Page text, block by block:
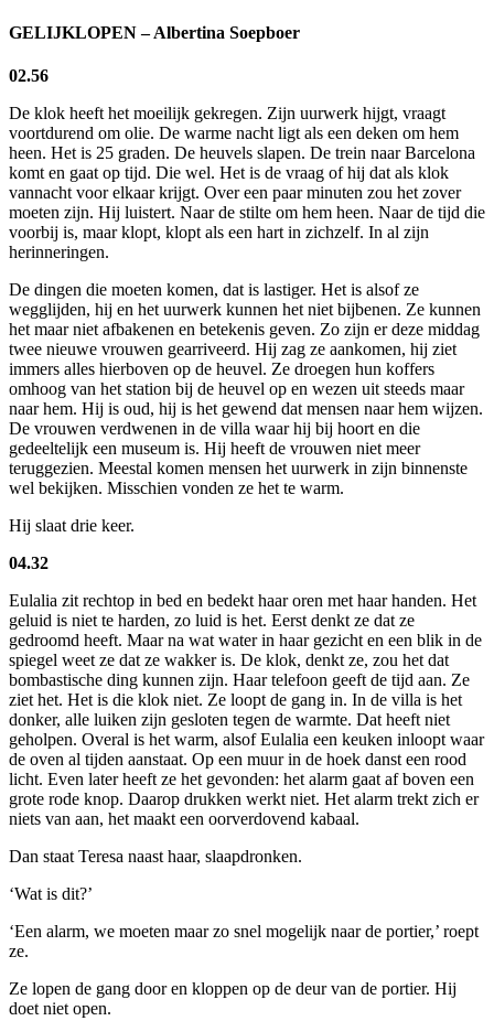
GELIJKLOPEN–Albertina Soepboer
02.56
De klok heeft het moeilijk gekregen. Zijn uurwerk hijgt, vraagt
voortdurend om olie. De warme nacht ligt als een deken om hem
heen. Het is 25 graden. De heuvels slapen. De trein naar Barcelona
komt en gaat op tijd. Die wel. Het is de vraag of hij dat als klok
vannacht voor elkaar krijgt. Over een paar minuten zou het zover
moeten zijn. Hij luistert. Naar de stilte om hem heen. Naar de tijd die
voorbij is, maar klopt, klopt als een hart in zichzelf. In al zijn
herinneringen.
De dingen die moeten komen, dat is lastiger. Het is alsof ze
wegglijden, hij en het uurwerk kunnen het niet bijbenen. Ze kunnen
het maar niet afbakenen en betekenis geven. Zo zijn er deze middag
twee nieuwe vrouwen gearriveerd. Hij zag ze aankomen, hij ziet
immers alles hierboven op de heuvel. Ze droegen hun koffers
omhoog van het station bij de heuvel op en wezen uit steeds maar
naar hem. Hij is oud, hij is het gewend dat mensen naar hem wijzen.
De vrouwen verdwenen in de villa waar hij bij hoort en die
gedeeltelijk een museum is. Hij heeft de vrouwen niet meer
teruggezien. Meestal komen mensen het uurwerk in zijn binnenste
wel bekijken. Misschien vonden ze het te warm.
Hij slaat drie keer.
04.32
Eulalia zit rechtop in bed en bedekt haar oren met haar handen. Het
geluid is niet te harden, zo luid is het. Eerst denkt ze dat ze
gedroomd heeft. Maar na wat water in haar gezicht en een blik in de
spiegel weet ze dat ze wakker is. De klok, denkt ze, zou het dat
bombastische ding kunnen zijn. Haar telefoon geeft de tijd aan. Ze
ziet het. Het is die klok niet. Ze loopt de gang in. In de villa is het
donker, alle luiken zijn gesloten tegen de warmte. Dat heeft niet
geholpen. Overal is het warm, alsof Eulalia een keuken inloopt waar
de oven al tijden aanstaat. Op een muur in de hoek danst een rood
licht. Even later heeft ze het gevonden: het alarm gaat af boven een
grote rode knop. Daarop drukken werkt niet. Het alarm trekt zich er
niets van aan, het maakt een oorverdovend kabaal.
Dan staat Teresa naast haar, slaapdronken.
‘Wat is dit?’
‘Een alarm, we moeten maar zo snel mogelijk naar de portier,’ roept
ze.
Ze lopen de gang door en kloppen op de deur van de portier. Hij
doet niet open.